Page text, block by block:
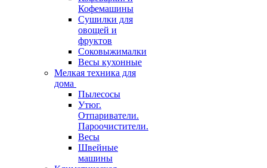
Кофемашины
Сушилки для
овощей и
фруктов
Соковыжималки
Весы кухонные
Мелкая техника для
дома
Пылесосы
Утюг.
Отпариватели.
Пароочистители.
Весы
Швейные
машины